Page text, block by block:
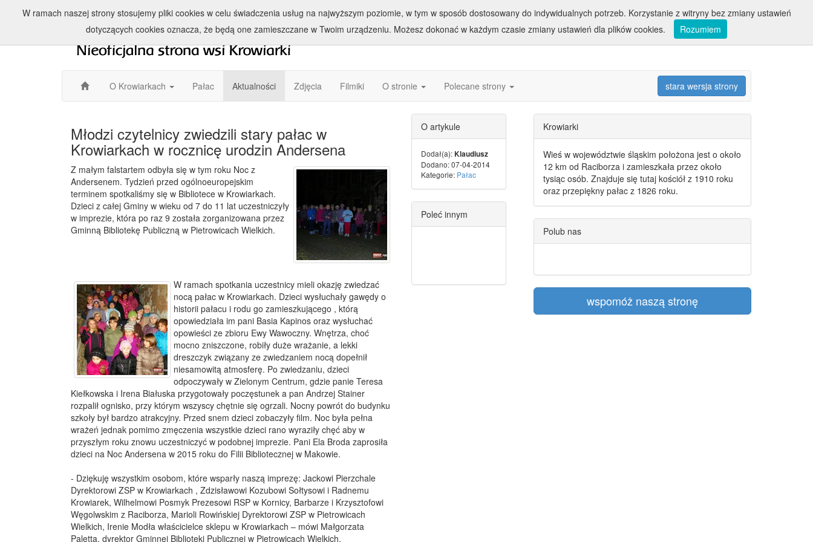
O Krowiarkach Pałac Aktualności Zdjęcia Filmiki O stronie Polecane strony stara wersja strony
Młodzi czytelnicy zwiedzili stary pałac w
Krowiarkach w rocznicę urodzin Andersena
Z małym falstartem odbyła się w tym roku Noc z
Andersenem. Tydzień przed ogólnoeuropejskim
terminem spotkaliśmy się w Bibliotece w Krowiarkach.
Dzieci z całej Gminy w wieku od 7 do 11 lat uczestniczyły
w imprezie, która po raz 9 została zorganizowana przez
Gminną Bibliotekę Publiczną w Pietrowicach Wielkich.
W ramach spotkania uczestnicy mieli okazję zwiedzać
nocą pałac w Krowiarkach. Dzieci wysłuchały gawędy o
historii pałacu i rodu go zamieszkującego , którą
opowiedziała im pani Basia Kapinos oraz wysłuchać
opowieści ze zbioru Ewy Wawoczny. Wnętrza, choć
mocno zniszczone, robiły duże wrażanie, a lekki
dreszczyk związany ze zwiedzaniem nocą dopełnił
niesamowitą atmosferę. Po zwiedzaniu, dzieci
odpoczywały w Zielonym Centrum, gdzie panie Teresa
Kiełkowska i Irena Białuska przygotowały poczęstunek a pan Andrzej Stainer
rozpalił ognisko, przy którym wszyscy chętnie się ogrzali. Nocny powrót do budynku
szkoły był bardzo atrakcyjny. Przed snem dzieci zobaczyły film. Noc była pełna
wrażeń jednak pomimo zmęczenia wszystkie dzieci rano wyraziły chęć aby w
przyszłym roku znowu uczestniczyć w podobnej imprezie. Pani Ela Broda zaprosiła
dzieci na Noc Andersena w 2015 roku do Filii Bibliotecznej w Makowie.
- Dziękuję wszystkim osobom, które wsparły naszą imprezę: Jackowi Pierzchale
Dyrektorowi ZSP w Krowiarkach , Zdzisławowi Kozubowi Sołtysowi i Radnemu
Krowiarek, Wilhelmowi Posmyk Prezesowi RSP w Kornicy, Barbarze i Krzysztofowi
Węgolwskim z Raciborza, Marioli Rowińskiej Dyrektorowi ZSP w Pietrowicach
Wielkich, Irenie Modła właścicielce sklepu w Krowiarkach – mówi Małgorzata
Paletta, dyrektor Gminnej Biblioteki Publicznej w Pietrowicach Wielkich.
O artykule
Dodał(a):Klaudiusz
Dodano: 07-04-2014
Kategorie: Pałac
Poleć innym
Krowiarki
Wieś w województwie śląskim położona jest o około
12 km od Raciborza i zamieszkała przez około
tysiąc osób. Znajduje się tutaj kościół z 1910 roku
oraz przepiękny pałac z 1826 roku.
Polub nas
wspomóż naszą stronę
W ramach naszej strony stosujemy pliki cookies w celu świadczenia usług na najwyższym poziomie, w tym w sposób dostosowany do indywidualnych potrzeb. Korzystanie z witryny bez zmiany ustawień
dotyczących cookies oznacza, że będą one zamieszczane w Twoim urządzeniu. Możesz dokonać w każdym czasie zmiany ustawień dla plików cookies.
Rozumiem